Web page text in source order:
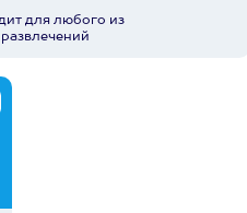
для любого из